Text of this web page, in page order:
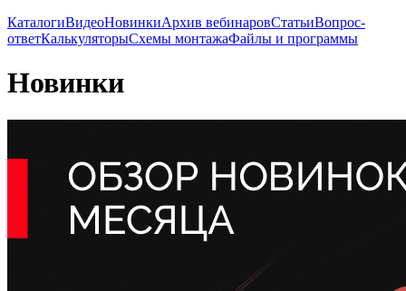
КаталогиВидеоНовинкиАрхив вебинаровСтатьиВопрос-
ответКалькуляторыСхемы монтажаФайлы и программы
Новинки